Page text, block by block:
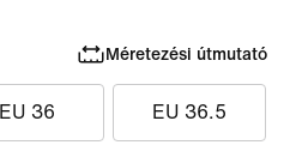
Méretezési útmutató
EU 36 EU 36.5